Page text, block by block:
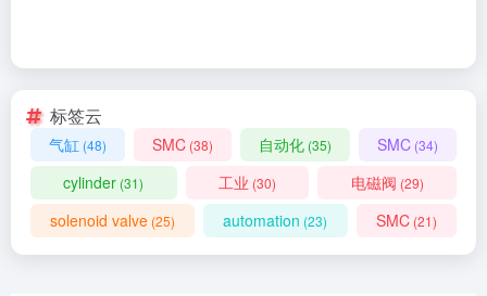
标签云
气缸 (48) SMC (38) 自动化 (35) SMC (34)
cylinder (31) 工业 (30) 电磁阀 (29)
solenoid valve (25) automation (23) SMC(21)